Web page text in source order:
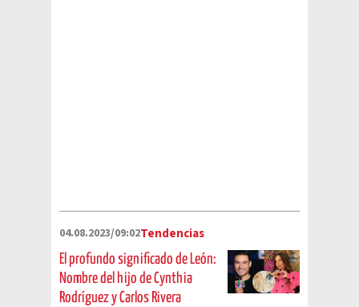
04.08.2023/09:02Tendencias
El profundo significado de León:
Nombre del hijo de Cynthia
Rodríguez y Carlos Rivera